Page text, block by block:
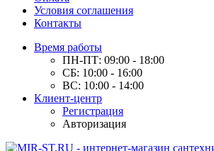
Условия соглашения
Контакты
Время работы
ПН-ПТ: 09:00 - 18:00
СБ: 10:00 - 16:00
ВС: 10:00 - 14:00
Клиент-центр
Регистрация
Авторизация